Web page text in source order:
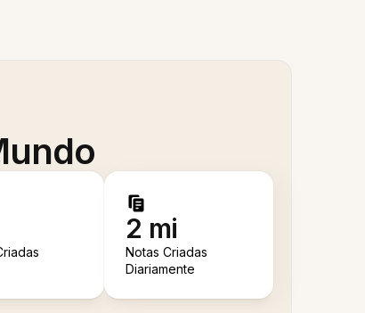
2 mi
Notas Criadas
Diariamente